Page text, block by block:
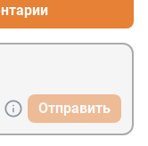
Отправить